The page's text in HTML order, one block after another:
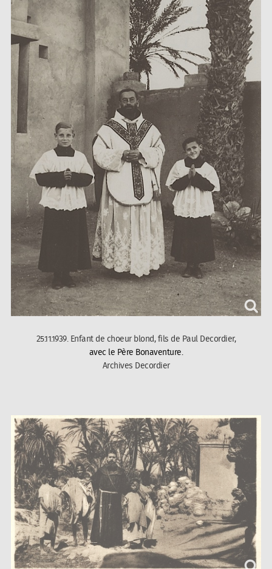
25.11.1939. Enfant de choeur blond, fils de Paul Decordier,
avec le Père Bonaventure.
Archives Decordier